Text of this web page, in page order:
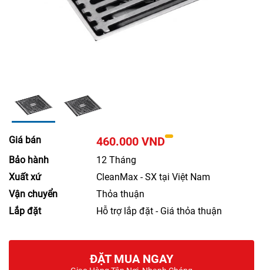
Giá bán 460.000 VND
Bảo hành
12 Tháng
Xuất xứ
CleanMax - SX tại Việt Nam
Vận chuyển
Thỏa thuận
Lắp đặt
Hỗ trợ lắp đặt - Giá thỏa thuận
ĐẶT MUA NGAY